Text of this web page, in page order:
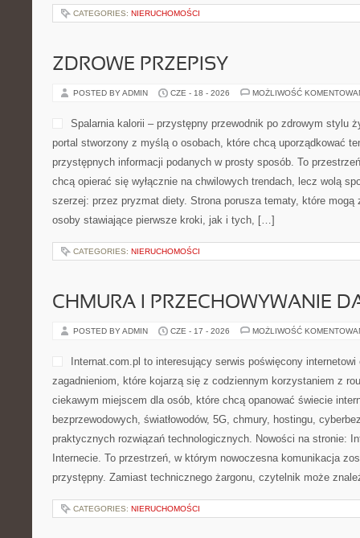
CATEGORIES: NIERUCHOMOŚCI
ZDROWE PRZEPISY
POSTED BY ADMIN CZE - 18 - 2026 MOŻLIWOŚĆ
Spalarnia kalorii – przystępny przewodnik po zdrowym stylu
portal stworzony z myślą o osobach, które chcą uporządkować
przystępnych informacji podanych w prosty sposób. To
chcą opierać się wyłącznie na chwilowych trendach, lecz wolą
szerzej: przez pryzmat diety. Strona porusza tematy, które mogą
osoby stawiające pierwsze kroki, jak i tych, […]
CATEGORIES: NIERUCHOMOŚCI
CHMURA I PRZECHOWYWANIE
POSTED BY ADMIN CZE - 17 - 2026 MOŻLIWOŚĆ
Internat.com.pl to interesujący serwis poświęcony
zagadnieniom, które kojarzą się z codziennym korzystaniem z
ciekawym miejscem dla osób, które chcą opanować świecie
bezprzewodowych, światłowodów, 5G, chmury, hostingu,
praktycznych rozwiązań technologicznych. Nowości na stronie:
Internecie. To przestrzeń, w którym nowoczesna komunikacja
przystępny. Zamiast technicznego żargonu, czytelnik może
CATEGORIES: NIERUCHOMOŚCI